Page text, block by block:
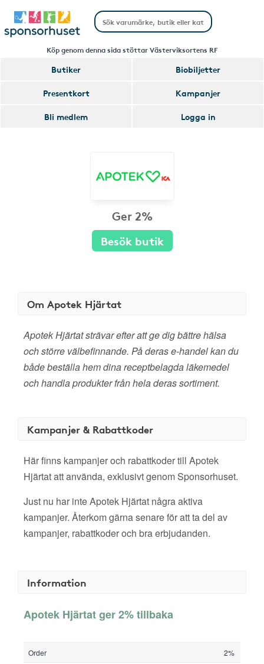
Köp genom denna sida stöttar Västerviksortens RF
Butiker
Biobiljetter
Presentkort
Kampanjer
Bli medlem
Logga in
Ger 2%
Besök butik
Om Apotek Hjärtat
Apotek Hjärtat strävar efter att ge dig bättre hälsa
och större välbefinnande. På deras e-handel kan du
både beställa hem dina receptbelagda läkemedel
och handla produkter från hela deras sortiment.
Kampanjer & Rabattkoder
Här finns kampanjer och rabattkoder till Apotek
Hjärtat att använda, exklusivt genom Sponsorhuset.
Just nu har inte Apotek Hjärtat några aktiva
kampanjer. Återkom gärna senare för att ta del av
kampanjer, rabattkoder och bra erbjudanden.
Information
Apotek Hjärtat ger 2% tillbaka
Order
2%